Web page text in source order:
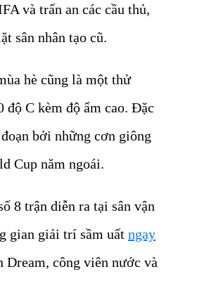
và trấn an các cầu thủ,
sân nhân tạo cũ.
hè cũng là một thử
C kèm độ ẩm cao. Đặc
bởi những cơn giông
Cup năm ngoái.
8 trận diễn ra tại sân vận
gian giải trí sầm uất ngay
công viên nước và